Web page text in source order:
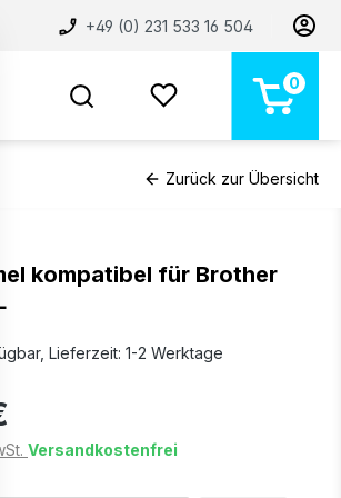
+49 (0) 231 533 16 504
0
Zurück zur Übersicht
kompatibel für Brother
Lieferzeit: 1-2 Werktage
Versandkostenfrei
STORE